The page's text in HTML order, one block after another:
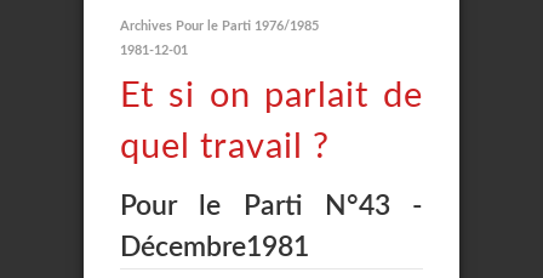
Archives Pour le Parti 1976/1985
1981-12-01
Et si on parlait de
quel travail ?
Pour le Parti N°43 -
Décembre1981